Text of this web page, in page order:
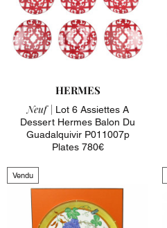
HERMES
Neuf | Lot 6 Assiettes A
Dessert Hermes Balon Du
Guadalquivir P011007p
Plates 780€
Vendu